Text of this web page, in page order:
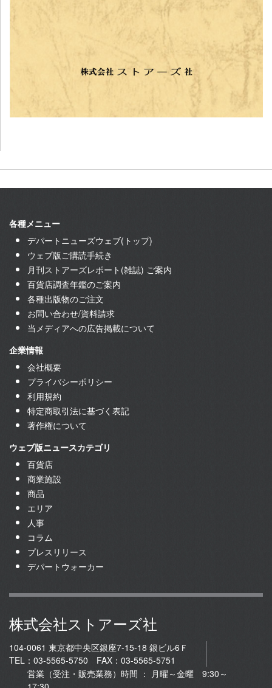
各種メニュー
デパートニューズウェブ(トップ)
ウェブ版ご購読手続き
月刊ストアーズレポート(雑誌) ご案内
百貨店調査年鑑のご案内
各種出版物のご注文
お問い合わせ/資料請求
当メディアへの広告掲載について
企業情報
会社概要
プライバシーポリシー
利用規約
特定商取引法に基づく表記
著作権について
ウェブ版ニュースカテゴリ
百貨店
商業施設
商品
エリア
人事
コラム
プレスリリース
デパートウォーカー
株式会社ストアーズ社
104-0061 東京都中央区銀座7-15-18 銀ビル6Ｆ
TEL：03-5565-5750 FAX：03-5565-5751
営業（受注・販売業務）時間 ： 月曜～金曜 9:30～